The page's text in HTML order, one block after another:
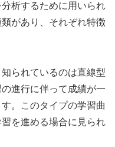
析するために用いられ
があり、それぞれ特徴
られているのは直線型
進行に伴って成績が一
。このタイプの学習曲
を進める場合に見られ